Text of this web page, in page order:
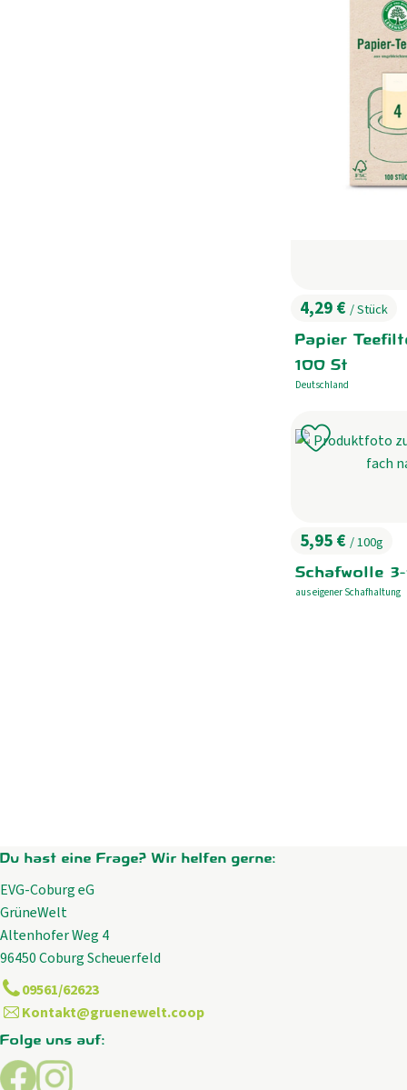
, Preis:
4,29 € / Stück
Papier
100 St
, Herkunft:
Deutschland
, Preis:
5,95 € / 100g
Schafwolle
, Herkunft:
aus eigener Schafhaltung
Produkt zu
Du hast eine Frage? Wir helfen gerne:
EVG-Coburg eG
GrüneWelt
Altenhofer Weg 4
96450 Coburg Scheuerfeld
09561/62623
Kontakt@gruenewelt.coop
Folge uns auf:
Externer Link zu https://www.facebook.com/
Externer Link zu https://www.instagram.com/